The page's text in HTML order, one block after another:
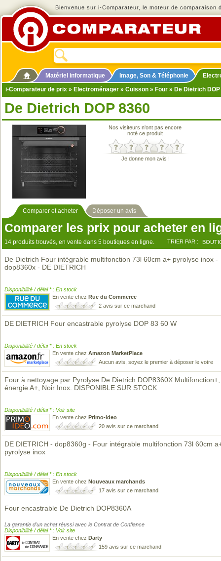
Bienvenue sur i-Comparateur, le moteur de comparaison
Matériel informatique Image, Son & Téléphonie
i-Comparateur de prix » Electroménager » Cuisson » Four » De Dietrich
De Dietrich DOP 8360
Nos visiteurs n'ont pas encore
noté ce produit
Je donne mon avis !
Comparer et acheter Déposer un avis
Comparer les prix pour acheter en
14 produits trouvés, en vente dans 5 boutiques en ligne. TRIER PAR :
De Dietrich Four intégrable multifonction 73l 60cm a+ pyrolyse inox -
dop8360x - DE DIETRICH
Disponibilité / délai * : En stock
En vente chez Rue du Commerce
2 avis sur ce marchand
DE DIETRICH Four encastrable pyrolyse DOP 83 60 W
Disponibilité / délai * : En stock
En vente chez Amazon MarketPlace
Aucun avis, soyez le premier à déposer le votre
Four à nettoyage par Pyrolyse De Dietrich DOP8360X
énergie A+, Noir Inox. DISPONIBLE SUR STOCK
Disponibilité / délai * : Voir site
En vente chez Primo-ideo
20 avis sur ce marchand
DE DIETRICH - dop8360g - Four intégrable multifonction 73l 60cm
pyrolyse inox
Disponibilité / délai * : En stock
En vente chez Nouveaux marchands
17 avis sur ce marchand
Four encastrable De Dietrich DOP8360A
La garantie d'un achat réussi avec le Contrat de Confiance
Disponibilité / délai * : Voir site
En vente chez Darty
159 avis sur ce marchand